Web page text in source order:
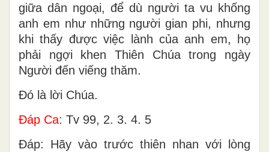
giữa dân ngoại, để dù người ta vu khống
anh em như những người gian phi, nhưng
khi thấy được việc lành của anh em, họ
phải ngợi khen Thiên Chúa trong ngày
Người đến viếng thăm.
Ðó là lời Chúa.
Ðáp Ca: Tv 99, 2. 3. 4. 5
Ðáp: Hãy vào trước thiên nhan với lòng